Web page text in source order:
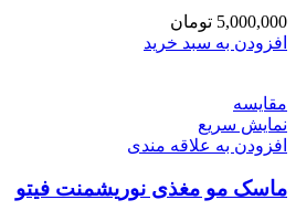
5,000,000 تومان
افزودن به سبد خرید
مقايسه
نمایش سریع
افزودن به علاقه مندی
ماسک مو مغذی نوریشمنت فیتو